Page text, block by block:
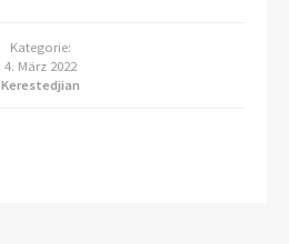
Kategorie:
4. März 2022
Kerestedjian